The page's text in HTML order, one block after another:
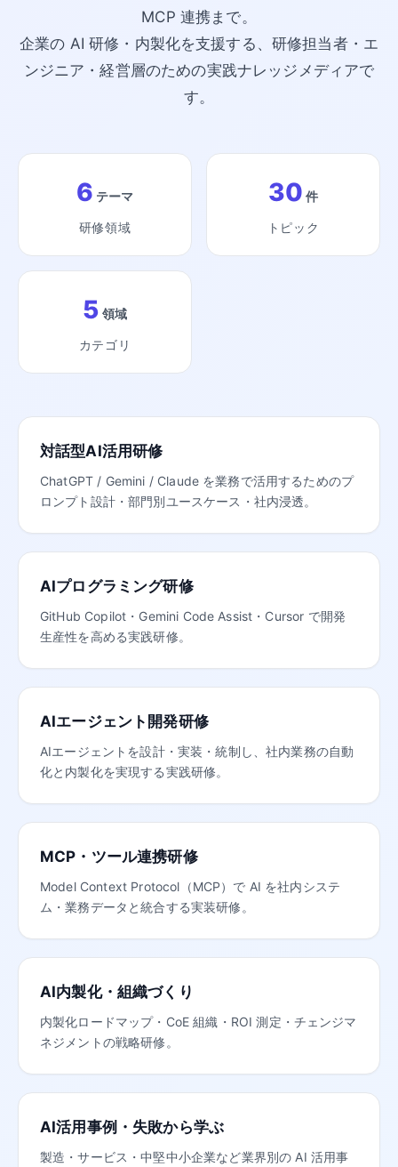
MCP 連携まで。
企業の AI 研修・内製化を支援する、研修担当者・エ
ンジニア・経営層のための実践ナレッジメディアで
す。
6 テーマ
研修領域
30 件
トピック
5 領域
カテゴリ
対話型AI活用研修
ChatGPT / Gemini / Claude を業務で活用するためのプ
ロンプト設計・部門別ユースケース・社内浸透。
AIプログラミング研修
GitHub Copilot・Gemini Code Assist・Cursor で開発
生産性を高める実践研修。
AIエージェント開発研修
AIエージェントを設計・実装・統制し、社内業務の自動
化と内製化を実現する実践研修。
MCP・ツール連携研修
Model Context Protocol（MCP）で AI を社内システ
ム・業務データと統合する実装研修。
AI内製化・組織づくり
内製化ロードマップ・CoE 組織・ROI 測定・チェンジマ
ネジメントの戦略研修。
AI活用事例・失敗から学ぶ
製造・サービス・中堅中小企業など業界別の AI 活用事